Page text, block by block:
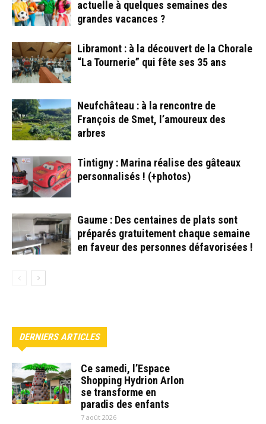
actuelle à quelques semaines des
grandes vacances ?
Libramont : à la découvert de la Chorale
“La Tournerie” qui fête ses 35 ans
Neufchâteau : à la rencontre de
François de Smet, l’amoureux des
arbres
Tintigny : Marina réalise des gâteaux
personnalisés ! (+photos)
Gaume : Des centaines de plats sont
préparés gratuitement chaque semaine
en faveur des personnes défavorisées !
DERNIERS ARTICLES
Ce samedi, l’Espace
Shopping Hydrion Arlon
se transforme en
paradis des enfants
7 août 2026